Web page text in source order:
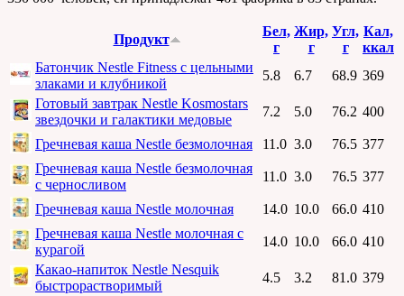
Продукт
Бел,
г
Жир,
г
Угл,
г
Кал,
ккал
Батончик Nestle Fitness с цельными
злаками и клубникой
5.8 6.7 68.9 369
Готовый завтрак Nestle Kosmostars
звездочки и галактики медовые
7.2 5.0 76.2 400
Гречневая каша Nestle безмолочная 11.0 3.0 76.5 377
Гречневая каша Nestle безмолочная
с черносливом
11.0 3.0 76.5 377
Гречневая каша Nestle молочная 14.0 10.0 66.0 410
Гречневая каша Nestle молочная с
курагой
14.0 10.0 66.0 410
Какао-напиток Nestle Nesquik
быстрорастворимый
4.5 3.2 81.0 379